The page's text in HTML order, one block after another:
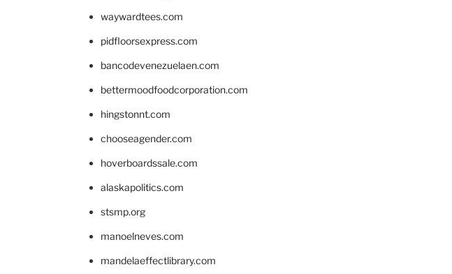
waywardtees.com
pidfloorsexpress.com
bancodevenezuelaen.com
bettermoodfoodcorporation.com
hingstonnt.com
chooseagender.com
hoverboardssale.com
alaskapolitics.com
stsmp.org
manoelneves.com
mandelaeffectlibrary.com